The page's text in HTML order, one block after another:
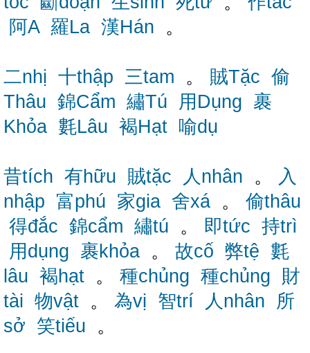
阿A 羅La 漢Hán 。
二nhị 十thập 三tam 。 賊Tặc 偷
Thâu 錦Cẩm 繡Tú 用Dụng 裹
Khỏa 氀Lâu 褐Hạt 喻dụ
昔tích 有hữu 賊tặc 人nhân 。
入
nhập 富phú 家gia 舍xá 。 偷thâu
得đắc 錦cẩm 繡tú 。 即tức 持trì
用dụng 裹khỏa 。 故cố 弊tệ 氀
lâu 褐hạt 。 種chủng 種chủng
財
tài 物vật 。 為vị 智trí 人nhân
所
sở 笑tiếu 。